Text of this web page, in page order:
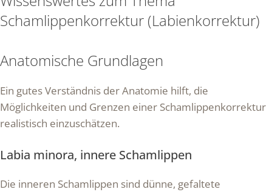
Schamlippenkorrektur (Labienkorrektur)
Anatomische Grundlagen
Ein gutes Verständnis der Anatomie hilft, die
Möglichkeiten und Grenzen einer Schamlippenkorrektur
realistisch einzuschätzen.
Labia minora, innere Schamlippen
Die inneren Schamlippen sind dünne, gefaltete